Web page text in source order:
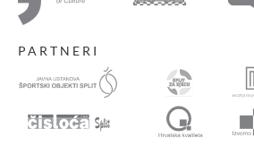
PARTNERI